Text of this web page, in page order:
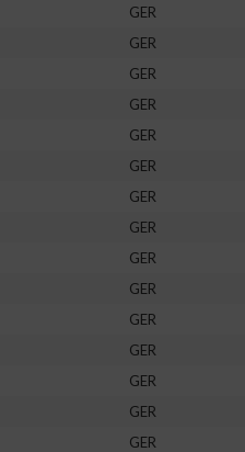
GER
GER
GER
GER
GER
GER
GER
GER
GER
GER
GER
GER
GER
GER
GER